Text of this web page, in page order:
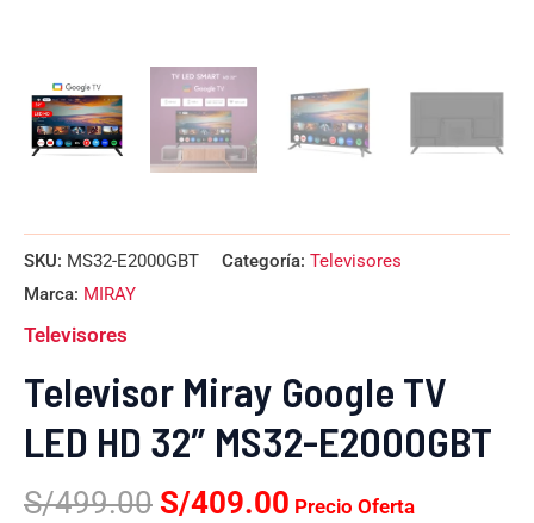
SKU: MS32-E2000GBT Categoría: Televisores
Marca: MIRAY
Televisores
Televisor Miray Google TV
LED HD 32″ MS32-E2000GBT
S/499.00 S/409.00 Precio Oferta